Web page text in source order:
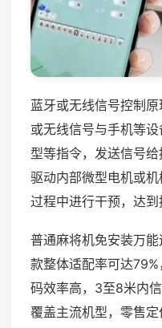
蓝牙或无线信号控制
或无线信号与手机等
型等指令，发送信号
驱动内部微型电机或
过程中进行干预，达到
普通麻将机免安装万
款整体适配率可达
码效率高，3至8米内
覆盖主流机型，零售